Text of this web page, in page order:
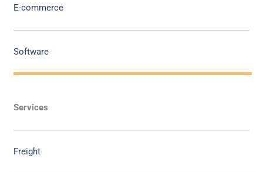
E-commerce
Software
Services
Freight